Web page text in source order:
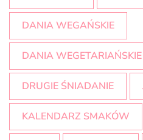
DANIA WEGAŃSKIE
DANIA WEGETARIAŃSKIE
DRUGIE ŚNIADANIE
KALENDARZ SMAKÓW